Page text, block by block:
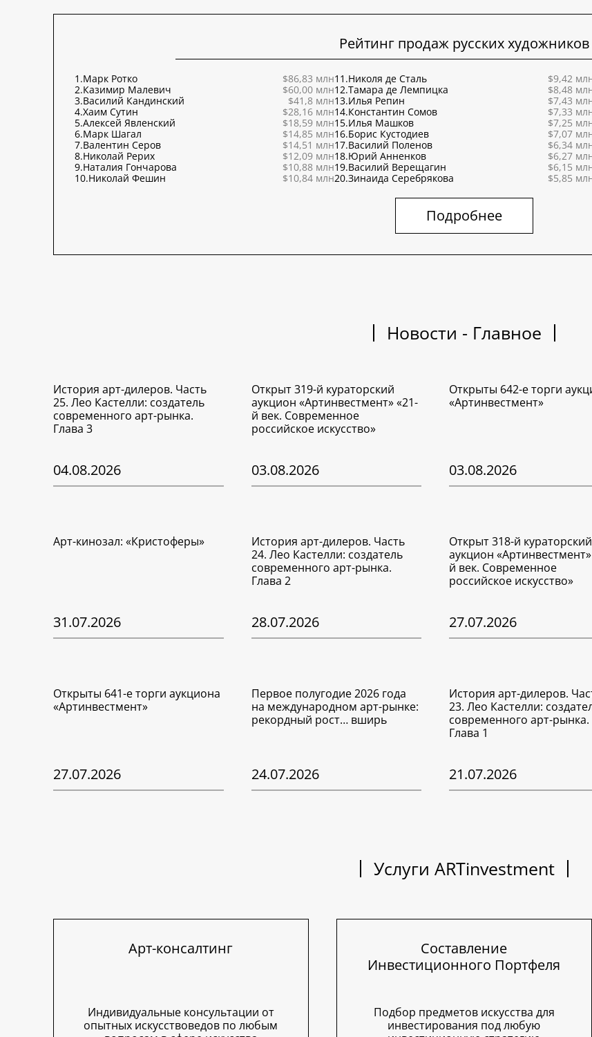
Рейтинг продаж русских художников
1.Марк Ротко
$86,83 млн
2.Казимир Малевич
$60,00 млн
3.Василий Кандинский
$41,8 млн
4.Хаим Сутин
$28,16 млн
5.Алексей Явленский
$18,59 млн
6.Марк Шагал
$14,85 млн
7.Валентин Серов
$14,51 млн
8.Николай Рерих
$12,09 млн
9.Наталия Гончарова
$10,88 млн
10.Николай Фешин $10,84 млн
11.Николя де Сталь
$9,42
12.Тамара де Лемпицка
$8,48
13.Илья Репин
$7,43
14.Константин Сомов
$7,33
15.Илья Машков
$7,25
16.Борис Кустодиев
$7,07
17.Василий Поленов
$6,34
18.Юрий Анненков
$6,27
19.Василий Верещагин
$6,15
20.Зинаида Серебрякова $5,85
Подробнее
Новости - Главное
История арт-дилеров. Часть
25. Лео Кастелли: создатель
современного арт-рынка.
Глава 3
04.08.2026
Открыт 319-й кураторский
аукцион «Артинвестмент» «21-
й век. Современное
российское искусство»
03.08.2026
Открыты 642-е торги
«Артинвестмент»
03.08.2026
Арт-кинозал: «Кристоферы»
31.07.2026
История арт-дилеров. Часть
24. Лео Кастелли: создатель
современного арт-рынка.
Глава 2
28.07.2026
Открыт 318-й кураторский
аукцион
й век. Современное
российское искусство»
27.07.2026
Открыты 641-е торги аукциона
«Артинвестмент»
27.07.2026
Первое полугодие 2026 года
на международном арт-рынке:
рекордный рост… вширь
24.07.2026
История арт-дилеров.
23. Лео Кастелли:
современного арт-рынка.
Глава 1
21.07.2026
Услуги ARTinvestment
Арт-консалтинг
Индивидуальные консультации от
опытных искусствоведов по любым
Составление
Инвестиционного Портфеля
Подбор предметов искусства для
инвестирования под любую